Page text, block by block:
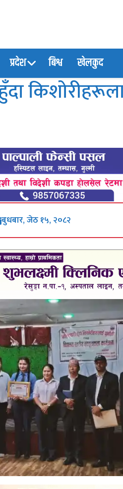
प्रदेश बिश्व खेलकुद
हुँदा
बुधबार, जेठ १५, २०८२